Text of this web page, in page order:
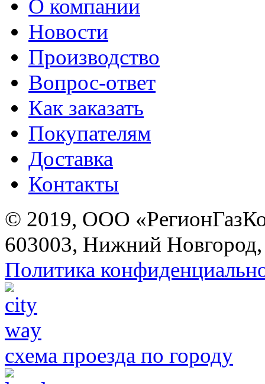
О компании
Новости
Производство
Вопрос-ответ
Как заказать
Покупателям
Доставка
Контакты
© 2019, ООО
603003, Нижний
Политика
схема проезда по городу